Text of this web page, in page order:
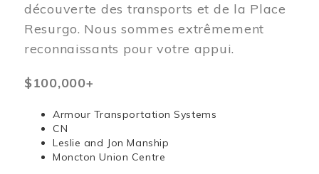
découverte des transports et de la Place
Resurgo. Nous sommes extrêmement
reconnaissants pour votre appui.
$100,000+
Armour Transportation Systems
CN
Leslie and Jon Manship
Moncton Union Centre